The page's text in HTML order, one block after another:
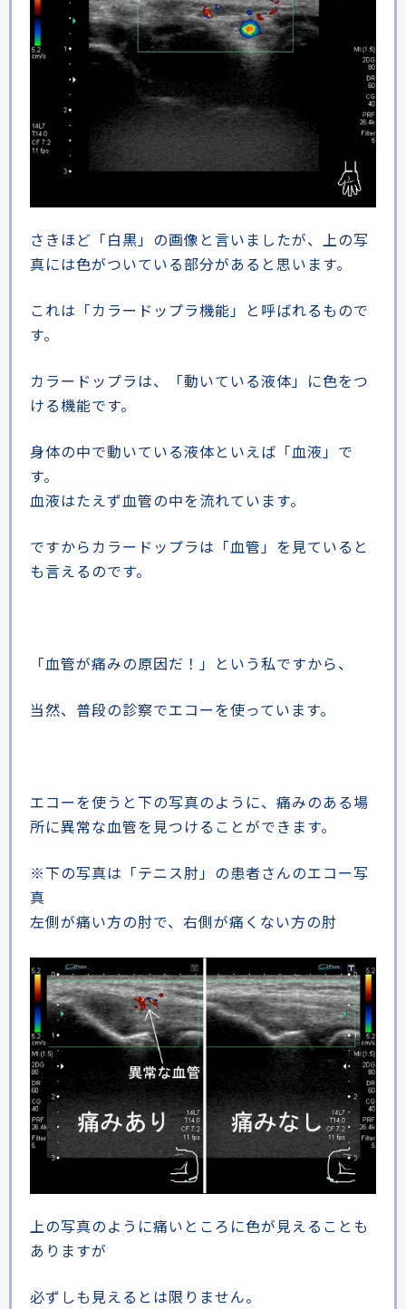
リクルート 奥野祐次先生
コラム
メルマガ
会員募集
さきほど「白黒」の画像と言いましたが、上の写
真には色がついている部分があると思います。
これは「カラードップラ機能」と呼ばれるもので
す。
カラードップラは、「動いている液体」に色をつ
ける機能です。
身体の中で動いている液体といえば「血液」で
す。
血液はたえず血管の中を流れています。
ですからカラードップラは「血管」を見ていると
も言えるのです。
「血管が痛みの原因だ！」という私ですから、
当然、普段の診察でエコーを使っています。
エコーを使うと下の写真のように、痛みのある場
所に異常な血管を見つけることができます。
※下の写真は「テニス肘」の患者さんのエコー写
真
左側が痛い方の肘で、右側が痛くない方の肘
上の写真のように痛いところに色が見えることも
ありますが
必ずしも見えるとは限りません。